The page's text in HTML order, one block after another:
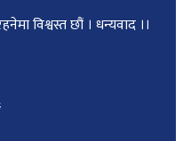
विश्वस्त छौं । धन्यवाद ।।